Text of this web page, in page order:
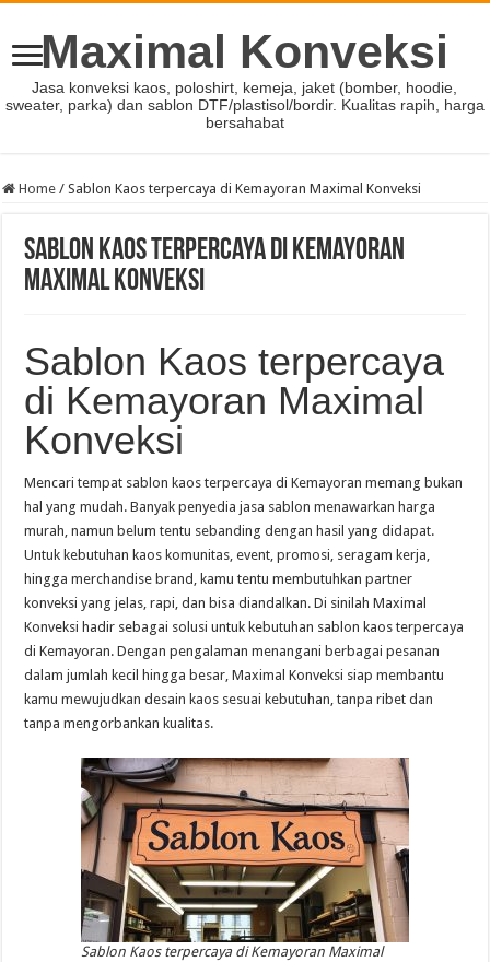
Maximal Konveksi
Jasa konveksi kaos, poloshirt, kemeja, jaket (bomber, hoodie,
sweater, parka) dan sablon DTF/plastisol/bordir. Kualitas rapih, harga
bersahabat
Home / Sablon Kaos terpercaya di Kemayoran Maximal Konveksi
Sablon Kaos terpercaya di Kemayoran
Maximal Konveksi
Sablon Kaos terpercaya
di Kemayoran Maximal
Konveksi
Mencari tempat sablon kaos terpercaya di Kemayoran memang bukan
hal yang mudah. Banyak penyedia jasa sablon menawarkan harga
murah, namun belum tentu sebanding dengan hasil yang didapat.
Untuk kebutuhan kaos komunitas, event, promosi, seragam kerja,
hingga merchandise brand, kamu tentu membutuhkan partner
konveksi yang jelas, rapi, dan bisa diandalkan. Di sinilah Maximal
Konveksi hadir sebagai solusi untuk kebutuhan sablon kaos terpercaya
di Kemayoran. Dengan pengalaman menangani berbagai pesanan
dalam jumlah kecil hingga besar, Maximal Konveksi siap membantu
kamu mewujudkan desain kaos sesuai kebutuhan, tanpa ribet dan
tanpa mengorbankan kualitas.
Sablon Kaos terpercaya di Kemayoran Maximal